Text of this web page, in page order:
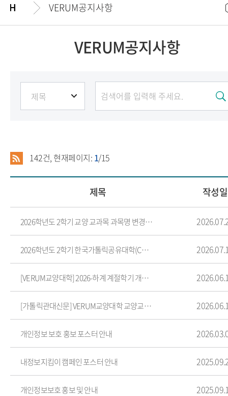
VERUM공지사항
VERUM공지사항
142건, 현재페이지: 1/15
제목 작성일
2026학년도 2학기 교양 교과목 과목명 변경 알림
2026학년도 2학기 한국가톨릭공유대학(CU12) 수강신청 안내
[VERUM교양대학] 2026-하계 계절학기 개설 교양 교과목 안내(수정)
[가톨릭관대신문] VERUM교양대학 교양교육과정 전면 개편: VERUM HAI
개인정보 보호 홍보 포스터 안내
내정보지킴이 캠페인 포스터 안내
개인정보보호 홍보 및 안내